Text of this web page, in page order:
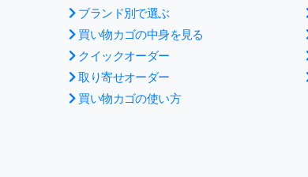
ブランド別で選ぶ
買い物カゴの中身を見る
クイックオーダー
取り寄せオーダー
買い物カゴの使い方